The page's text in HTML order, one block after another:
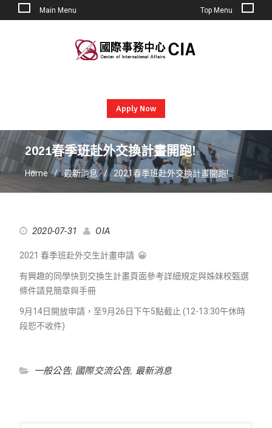
Main Menu Top Menu
Apply Now
2021春季班赴外交換計畫開跑!
Home 最新消息 2021春季班赴外交換計畫開跑!
2020-07-31 OIA
2021 春季班赴外交生計畫申請 😀
有興趣的同學快到交換生計畫頁面參考詳細規定與姊妹校甄選
條件請見簡章與手冊
9月14日開放申請，至9月26日下午5點截止 (12-13:30午休時
段恕不收件)
一般公告, 國際交流公告, 最新消息